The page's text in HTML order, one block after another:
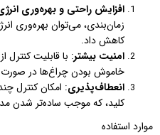
افزایش راحتی و بهره‌وری
زمان‌بندی، می‌توان بهره‌وری
کاهش داد.
امنیت بیشتر: با قابلیت کنترل
خاموش بودن چراغ‌ها در
انعطاف‌پذیری: امکان کنترل
کلید، که موجب ساده‌تر شدن
موارد استفاده